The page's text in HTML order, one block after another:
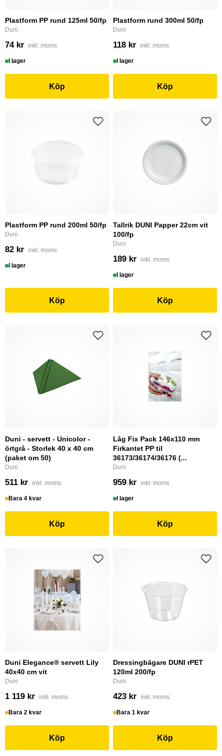
Plastform PP rund 125ml 50/fp
Duni
74 kr inkl. moms
I lager
Köp
Plastform rund 300ml 50/fp
Duni
118 kr inkl. moms
I lager
Köp
Plastform PP rund 200ml 50/fp
Duni
82 kr inkl. moms
I lager
Köp
Tallrik DUNI Papper 22cm vit
100/fp
Duni
189 kr inkl. moms
I lager
Köp
Duni - servett - Unicolor -
örtgrå - Storlek 40 x 40 cm
(paket om 50)
Duni
511 kr inkl. moms
Bara 4 kvar
Köp
Låg Fix Pack 146x110 mm
Firkantet PP til
36173/36174/36176 (...
Duni
959 kr inkl. moms
I lager
Köp
Duni Elegance® servett Lily
40x40 cm vit
Duni
1 119 kr inkl. moms
Bara 2 kvar
Köp
Dressingbägare DUNI rPET
120ml 200/fp
Duni
423 kr inkl. moms
Bara 1 kvar
Köp